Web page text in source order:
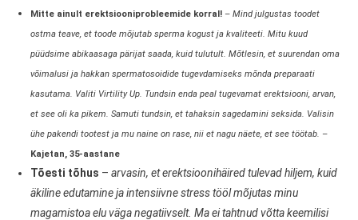
Mitte ainult erektsiooniprobleemide korral! – Mind julgustas toodet
ostma teave, et toode mõjutab sperma kogust ja kvaliteeti. Mitu kuud
püüdsime abikaasaga pärijat saada, kuid tulutult. Mõtlesin, et suurendan oma
võimalusi ja hakkan spermatosoidide tugevdamiseks mõnda preparaati
kasutama. Valiti Virtility Up. Tundsin enda peal tugevamat erektsiooni, arvan,
et see oli ka pikem. Samuti tundsin, et tahaksin sagedamini seksida. Valisin
ühe pakendi tootest ja mu naine on rase, nii et nagu näete, et see töötab. –
Kajetan, 35-aastane
Tõesti tõhus – arvasin, et erektsioonihäired tulevad hiljem, kuid
äkiline edutamine ja intensiivne stress tööl mõjutas minu
magamistoa elu väga negatiivselt. Ma ei tahtnud võtta keemilisi